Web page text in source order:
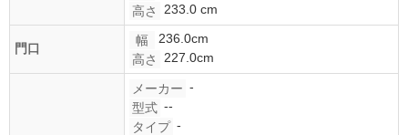
高さ
233.0 cm
門口
幅
236.0cm
高さ
227.0cm
メーカー -
型式 --
タイプ -